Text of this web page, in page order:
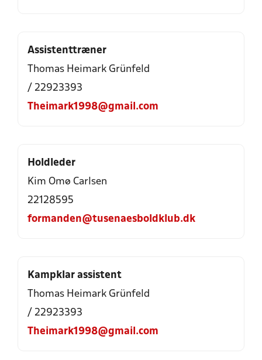
Assistenttræner
Thomas Heimark Grünfeld
/ 22923393
Theimark1998@gmail.com
Holdleder
Kim Omø Carlsen
22128595
formanden@tusenaesboldklub.dk
Kampklar assistent
Thomas Heimark Grünfeld
/ 22923393
Theimark1998@gmail.com